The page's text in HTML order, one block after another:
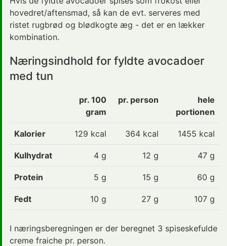
hovedret/aftensmad, så kan de evt. serveres med
ristet rugbrød og blødkogte æg - det er en lækker
kombination.
Næringsindhold for fyldte avocadoer
med tun
pr. 100
gram
pr. person
hele
portionen
Kalorier 129 kcal 364 kcal 1455 kcal
Kulhydrat 4 g 12 g 47 g
Protein 5 g 15 g 60 g
Fedt 10 g 27 g 107 g
I næringsberegningen er der beregnet 3 spiseskefulde
creme fraiche pr. person.